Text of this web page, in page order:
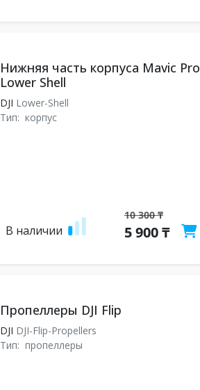
Нижняя часть корпуса Mavic Pro
Lower Shell
DJI Lower-Shell
Тип: корпус
В наличии
10 300 ₸
5 900 ₸
Пропеллеры DJI Flip
DJI DJI-Flip-Propellers
Тип: пропеллеры